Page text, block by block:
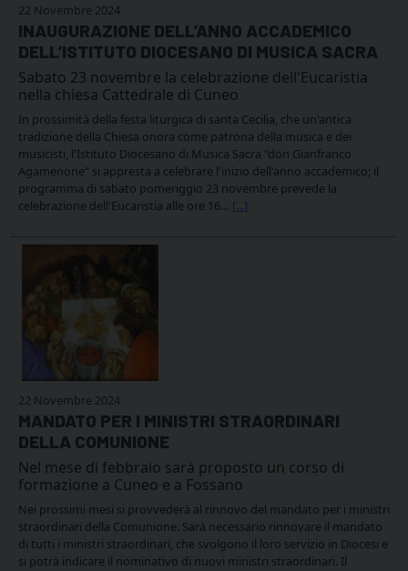
22 Novembre 2024
INAUGURAZIONE DELL’ANNO ACCADEMICO
DELL’ISTITUTO DIOCESANO DI MUSICA SACRA
Sabato 23 novembre la celebrazione dell'Eucaristia
nella chiesa Cattedrale di Cuneo
In prossimità della festa liturgica di santa Cecilia, che un'antica
tradizione della Chiesa onora come patrona della musica e dei
musicisti, l'Istituto Diocesano di Musica Sacra "don Gianfranco
Agamenone" si appresta a celebrare l'inizio dell'anno accademico; il
programma di sabato pomeriggio 23 novembre prevede la
celebrazione dell'Eucaristia alle ore 16… [...]
22 Novembre 2024
MANDATO PER I MINISTRI STRAORDINARI
DELLA COMUNIONE
Nel mese di febbraio sarà proposto un corso di
formazione a Cuneo e a Fossano
Nei prossimi mesi si provvederà al rinnovo del mandato per i ministri
straordinari della Comunione. Sarà necessario rinnovare il mandato
di tutti i ministri straordinari, che svolgono il loro servizio in Diocesi e
si potrà indicare il nominativo di nuovi ministri straordinari. Il